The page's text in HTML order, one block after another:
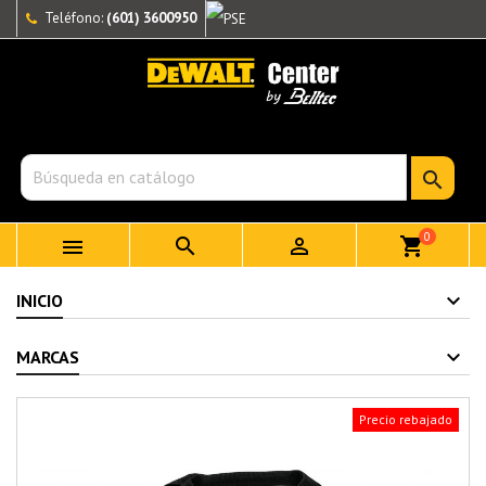
Teléfono: (601) 3600950

   shopping_cart0
INICIO
MARCAS
Precio rebajado